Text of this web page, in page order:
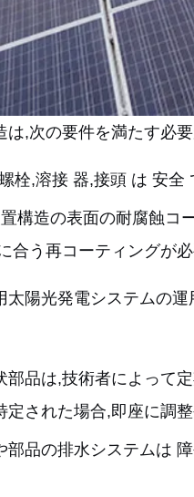
は,次の要件を満たす必
栓,溶接 器,接頭 は 安全
構造の表面の耐腐蝕コ
合う再コーティングが
太陽光発電システムの
部品は,技術者によって
定された場合,即座に調
部品の排水システムは